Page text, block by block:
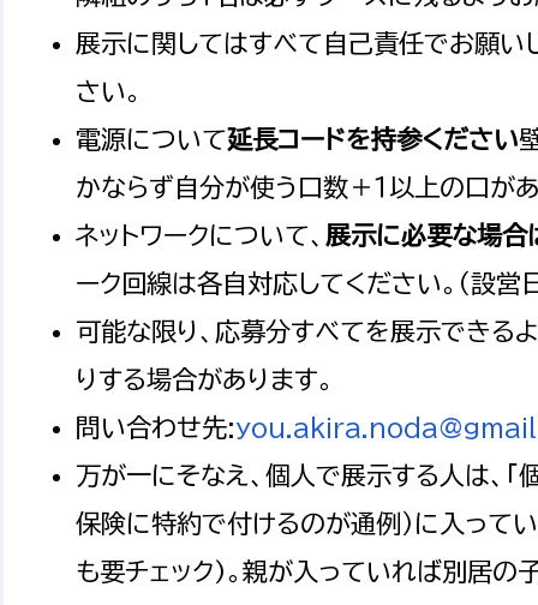
展示に関してはすべて自己責任でお願い
さい。
電源について延長コードを持参ください
かならず自分が使う口数＋１以上の口が
ネットワークについて、 展示に必要な場合
ーク回線は各自対応してください。（設営
可能な限り、応募分すべてを展示できる
りする場合があります。
問い合わせ先:
万が一にそなえ、個人で展示する人は、
保険に特約で付けるのが通例）に入って
も要チェック)。親が入っていれば別居の